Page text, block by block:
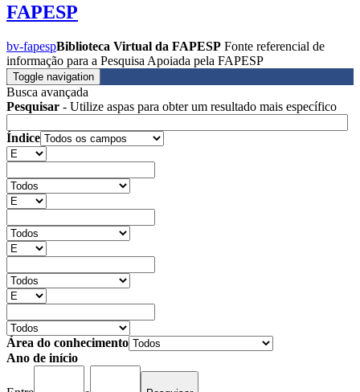
FAPESP
bv-fapespBiblioteca Virtual da FAPESP Fonte referencial de
informação para a Pesquisa Apoiada pela FAPESP
Toggle navigation
Busca avançada
Pesquisar - Utilize aspas para obter um resultado mais específico
Índice
Área do conhecimento
Ano de início